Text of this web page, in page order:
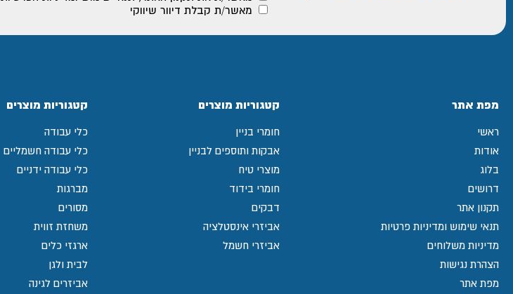
מאשר/ת קבלת דיוור שיווקי
מפת אתר
ראשי
אודות
בלוג
דרושים
תקנון אתר
תנאי שימוש ומדיניות פרטיות
מדיניות משלוחים
הצהרת נגישות
מפת אתר
קטגוריות מוצרים
חומרי בניין
אבקות ותוספים לבניין
מוצרי טיח
חומרי בידוד
דבקים
אביזרי אינסטלציה
אביזרי חשמל
קטגוריות מוצרים
כלי עבודה
כלי עבודה חשמליים
כלי עבודה ידניים
מברגות
מסורים
משחזת זווית
ארגזי כלים
לבית ולגן
אביזרים לגינה